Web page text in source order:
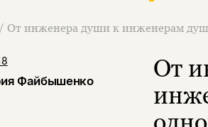
/ От инженера души к инженерам
Файбышенко
От